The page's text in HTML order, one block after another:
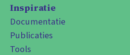
Inspiratie
Documentatie
Publicaties
Tools